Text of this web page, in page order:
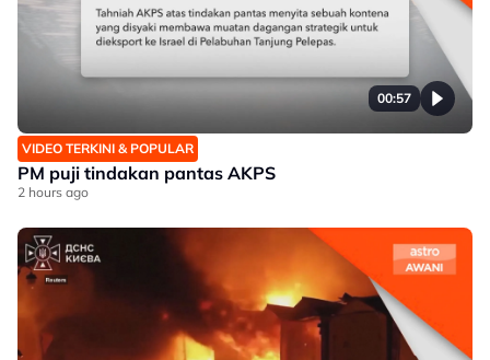
00:57
VIDEO TERKINI & POPULAR
PM puji tindakan pantas AKPS
2 hours ago